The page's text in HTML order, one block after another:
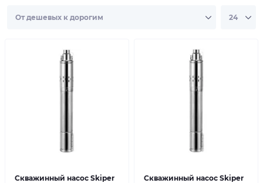
Скважинный насос Skiper
Скважинный насос Skiper